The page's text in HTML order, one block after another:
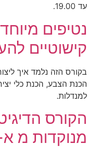
עד 19.00.
נטיפים
קישוטיים
בקורס הזה נלמד איך
הכנת הצבע, הכנת כלי
למנדלות.
הקורס
מנוקדות מ